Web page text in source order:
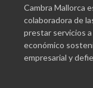
Cambra Mallorca
colaboradora de
prestar servicios
económico
empresarial y